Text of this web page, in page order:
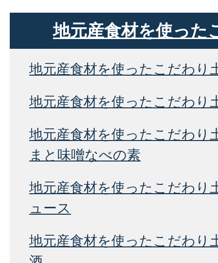
地元産食材を使った
地元産食材を使ったこだわり
地元産食材を使ったこだわり
地元産食材を使ったこだわり
まと味噌なべの素
地元産食材を使ったこだわり
ュース
地元産食材を使ったこだわり